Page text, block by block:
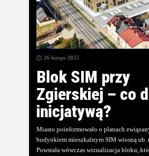
26 lutego 2025
Blok SIM przy
Zgierskiej – co
inicjatywą?
Miasto poinformowało o planach
budynkiem mieszkalnym SIM wiosną ub.
Powstała wówczas wizualizacja bloku,